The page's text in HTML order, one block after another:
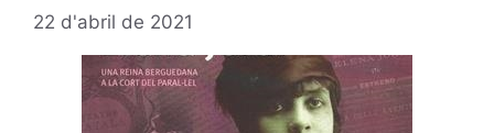
22 d'abril de 2021